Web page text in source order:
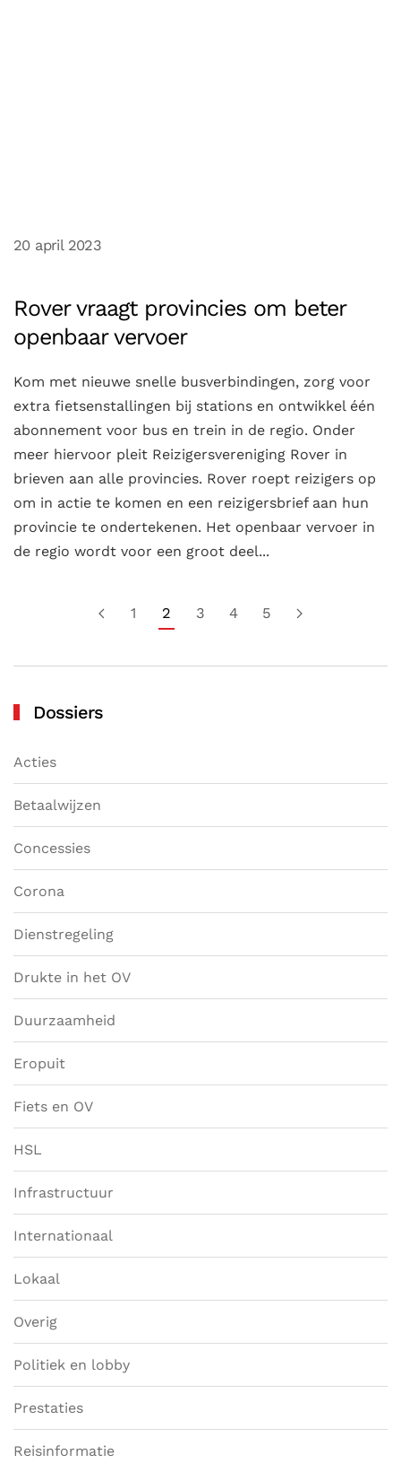
20 april 2023
Rover vraagt provincies om beter
openbaar vervoer
Kom met nieuwe snelle busverbindingen, zorg voor
extra fietsenstallingen bij stations en ontwikkel één
abonnement voor bus en trein in de regio. Onder
meer hiervoor pleit Reizigersvereniging Rover in
brieven aan alle provincies. Rover roept reizigers op
om in actie te komen en een reizigersbrief aan hun
provincie te ondertekenen. Het openbaar vervoer in
de regio wordt voor een groot deel...
1 2 3 4 5
Dossiers
Acties
Betaalwijzen
Concessies
Corona
Dienstregeling
Drukte in het OV
Duurzaamheid
Eropuit
Fiets en OV
HSL
Infrastructuur
Internationaal
Lokaal
Overig
Politiek en lobby
Prestaties
Reisinformatie